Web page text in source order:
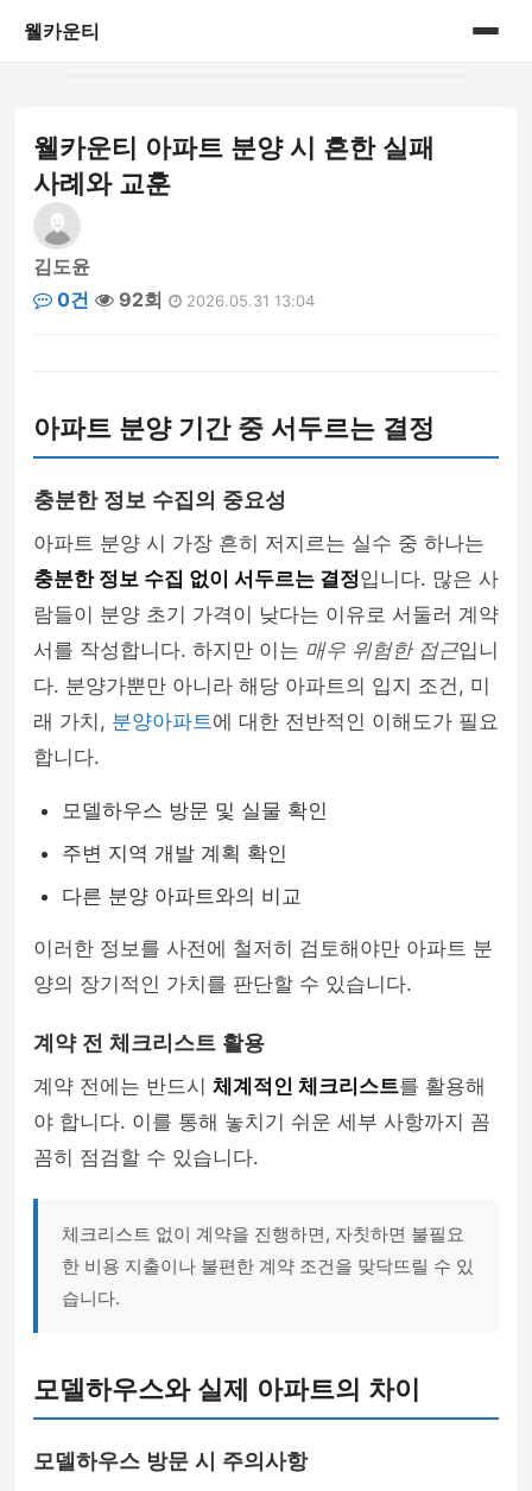
웰카운티
게시판
웰카운티 아파트 분양 시 흔한 실패
사례와 교훈
김도윤
0건
92회 2026.05.31 13:04
아파트 분양 기간 중 서두르는 결정
충분한 정보 수집의 중요성
아파트 분양 시 가장 흔히 저지르는 실수 중 하나는
충분한 정보 수집 없이 서두르는 결정입니다. 많은 사
람들이 분양 초기 가격이 낮다는 이유로 서둘러 계약
서를 작성합니다. 하지만 이는 매우 위험한 접근입니
다. 분양가뿐만 아니라 해당 아파트의 입지 조건, 미
래 가치, 분양아파트에 대한 전반적인 이해도가 필요
합니다.
모델하우스 방문 및 실물 확인
주변 지역 개발 계획 확인
다른 분양 아파트와의 비교
이러한 정보를 사전에 철저히 검토해야만 아파트 분
양의 장기적인 가치를 판단할 수 있습니다.
계약 전 체크리스트 활용
계약 전에는 반드시 체계적인 체크리스트를 활용해
야 합니다. 이를 통해 놓치기 쉬운 세부 사항까지 꼼
꼼히 점검할 수 있습니다.
체크리스트 없이 계약을 진행하면, 자칫하면 불필요
한 비용 지출이나 불편한 계약 조건을 맞닥뜨릴 수 있
습니다.
모델하우스와 실제 아파트의 차이
모델하우스 방문 시 주의사항